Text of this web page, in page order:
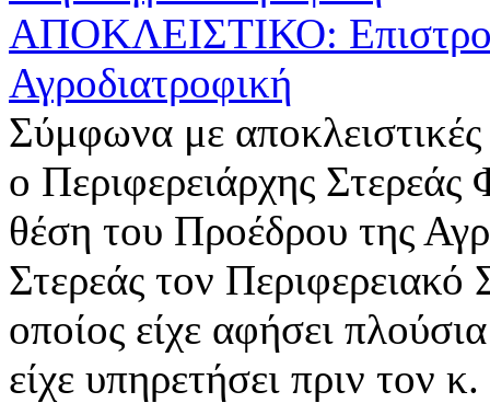
ΑΠΟΚΛΕΙΣΤΙΚΟ:
Αγροδιατροφική
Σύμφωνα με
ο Περιφερειάρχης
θέση του Προέδρου της
Στερεάς τον
οποίος είχε αφήσει
είχε υπηρετήσει πριν τον